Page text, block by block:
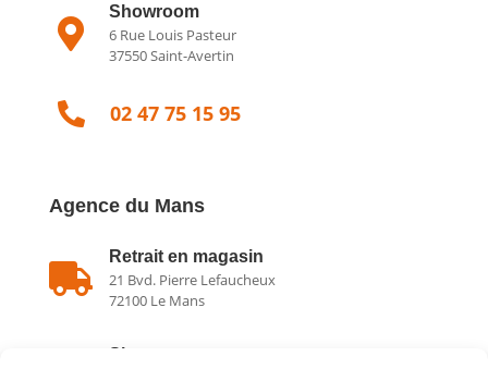

Showroom
6 Rue Louis Pasteur
37550 Saint-Avertin
 02 47 75 15 95
Agence du Mans

Retrait en magasin
21 Bvd. Pierre Lefaucheux
72100 Le Mans
Showroom